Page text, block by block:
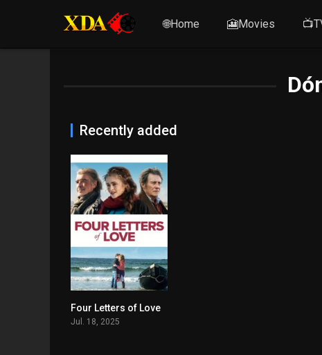
🌐Home 🎦Movies
Recently added
6.1
Four Letters of Love
Jul. 18, 2025